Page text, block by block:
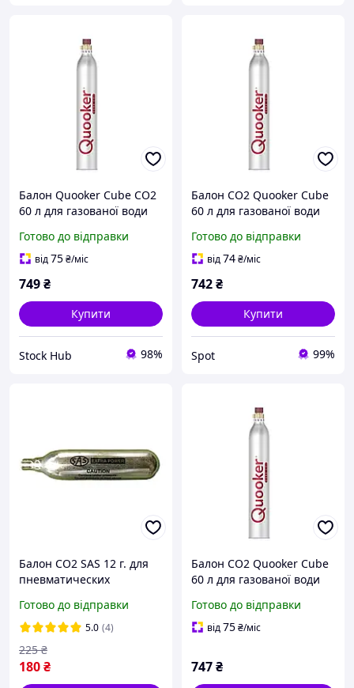
Балон Quooker Cube CO2
60 л для газованої води
Quooker
Готово до відправки
від75₴/міс
749₴
Купити
Stock Hub 98%
Балон CO2 Quooker Cube
60 л для газованої води
шафці
Готово до відправки
від74₴/міс
742₴
Купити
Spot 99%
Балон CO2 SAS 12 г. для
пневматических
сменный, сжатый
углекислый газ, аксессуар
для пневматики
Готово до відправки
5.0 (4)
180₴
225 ₴
Балон CO2 Quooker Cube
60 л для газованої води
шафі
Готово до відправки
від75₴/міс
747₴